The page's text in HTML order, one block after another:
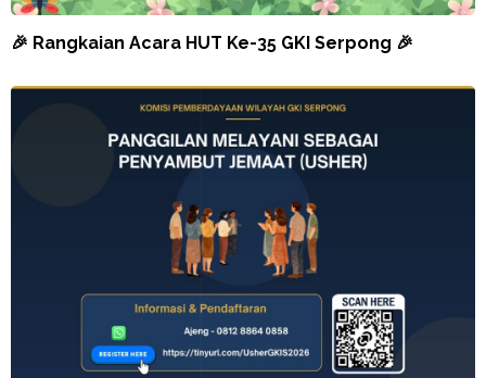
🎉 Rangkaian Acara HUT Ke-35 GKI Serpong 🎉